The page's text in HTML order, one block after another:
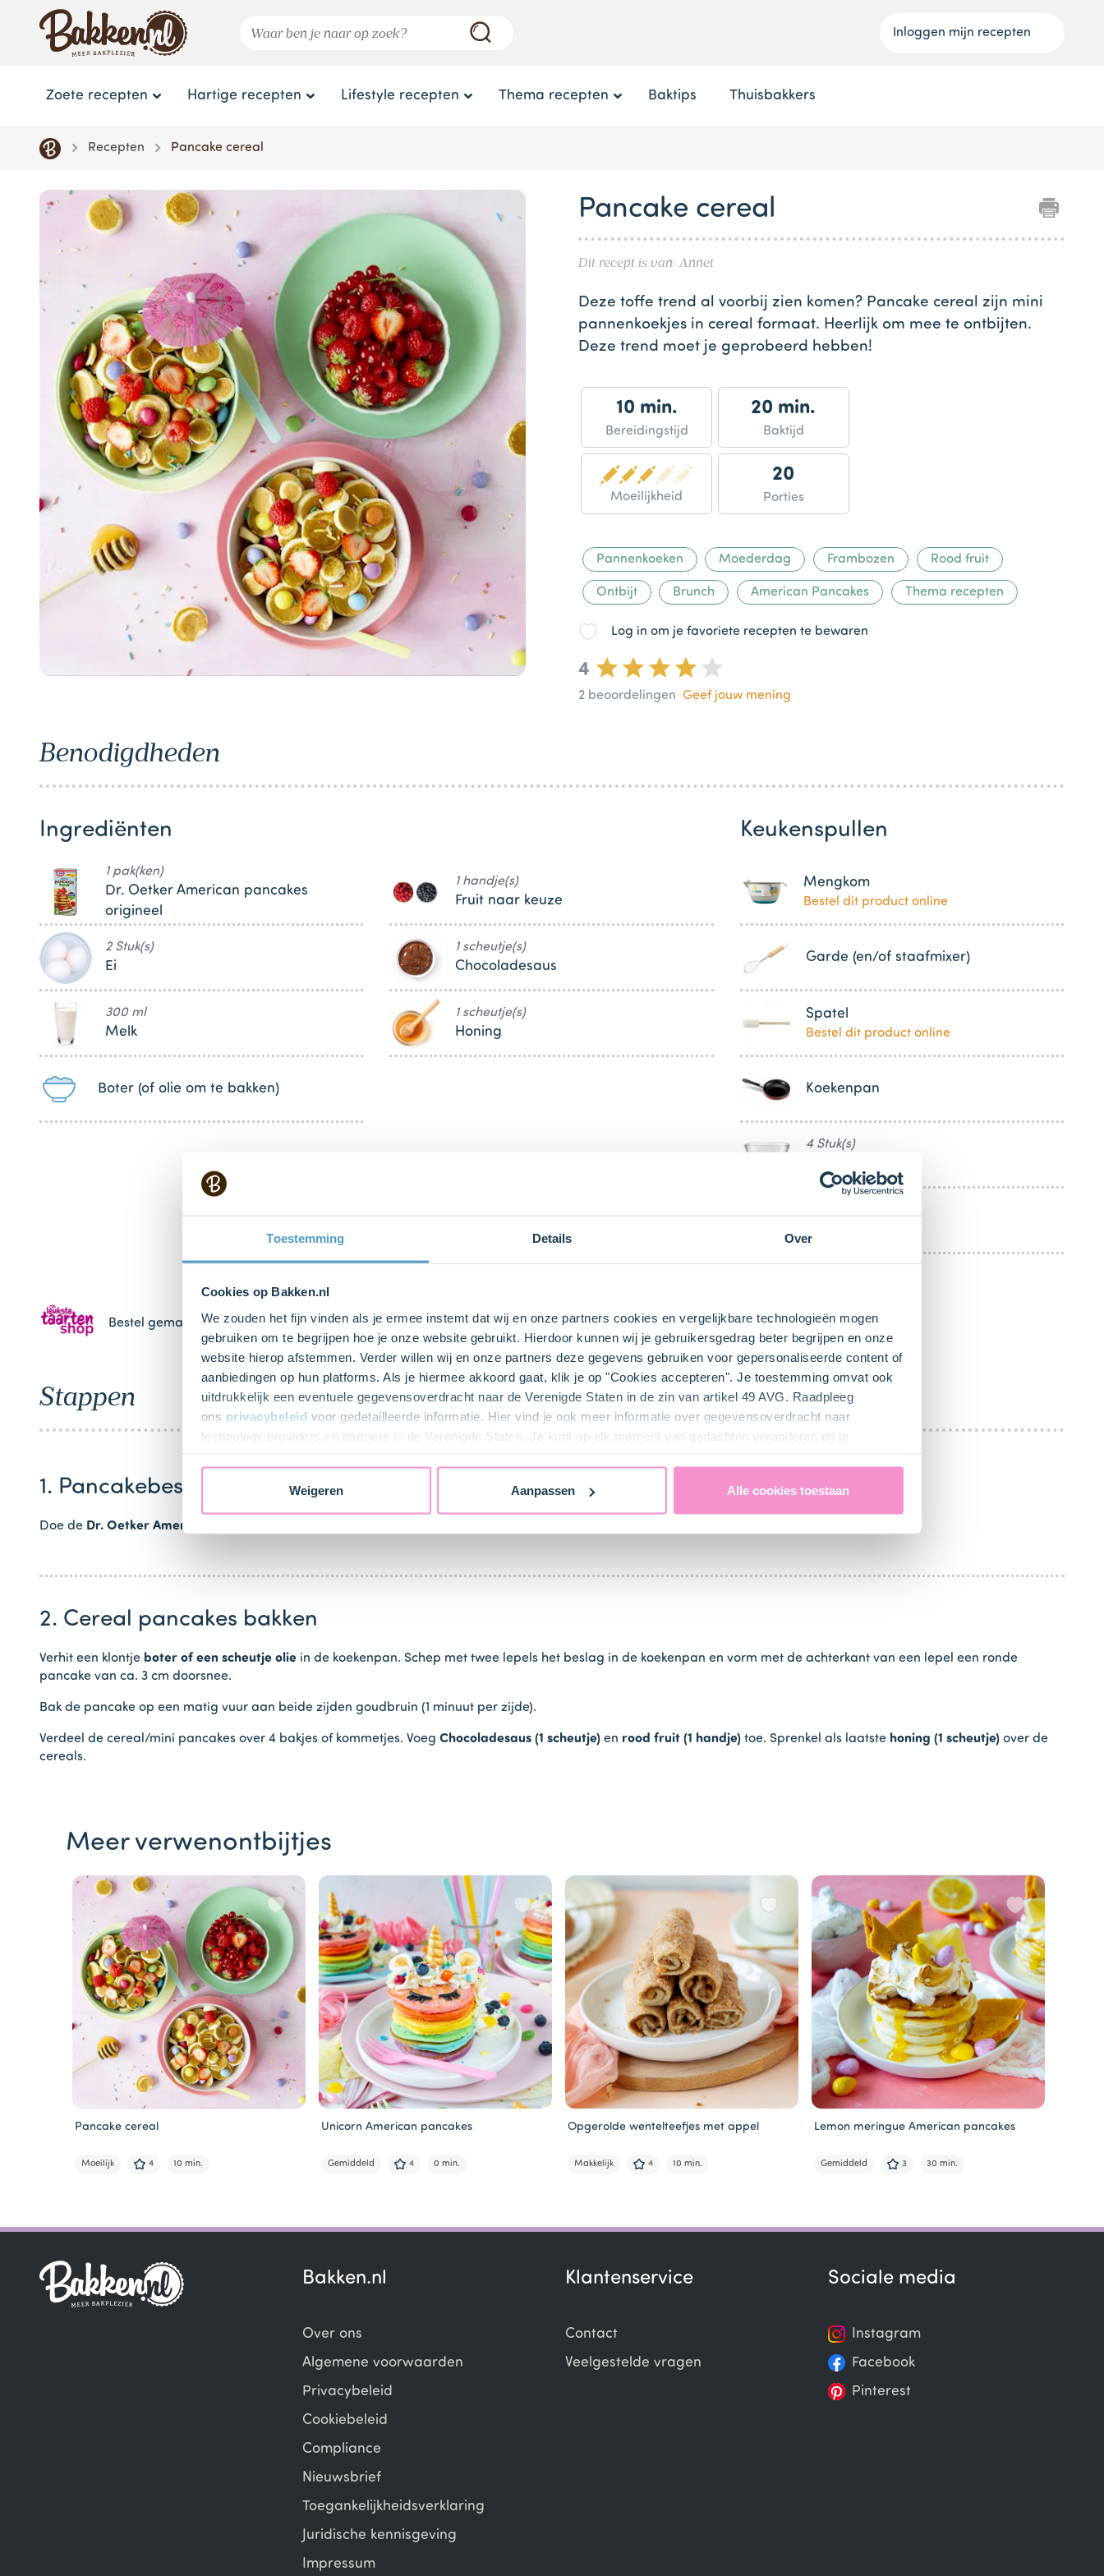
Toestemming Details Over
Cookies op Bakken.nl
We zouden het fijn vinden als je ermee instemt dat wij en onze partners cookies en vergelijkbare technologieën mogen
gebruiken om te begrijpen hoe je onze website gebruikt. Hierdoor kunnen wij je gebruikersgedrag beter begrijpen en onze
website hierop afstemmen. Verder willen wij en onze partners deze gegevens gebruiken voor gepersonaliseerde content of
aanbiedingen op hun platforms. Als je hiermee akkoord gaat, klik je op "Cookies accepteren". Je toestemming omvat ook
uitdrukkelijk een eventuele gegevensoverdracht naar de Verenigde Staten in de zin van artikel 49 AVG. Raadpleeg
ons privacybeleid voor gedetailleerde informatie. Hier vind je ook meer informatie over gegevensoverdracht naar
technology providers en partners in de Verenigde Staten. Je kunt op elk moment van gedachten veranderen en je
Weigeren Aanpassen Alle cookies toestaan
Inloggen mijn recepten
Zoete recepten Hartige recepten Lifestyle recepten Thema recepten Baktips Thuisbakkers
Recepten Pancake cereal
Pancake cereal
Dit recept is van: Annet
1
Deze toffe trend al voorbij zien komen? Pancake cereal zijn mini
pannenkoekjes in cereal formaat. Heerlijk om mee te ontbijten.
Deze trend moet je geprobeerd hebben!
10 min.
Bereidingstijd
20 min.
Baktijd
Moeilijkheid
20
Porties
Pannenkoeken Moederdag Frambozen Rood fruit
Ontbijt Brunch American Pancakes Thema recepten
Log in om je favoriete recepten te bewaren
4
2 beoordelingen Geef jouw mening
Benodigdheden
Ingrediënten
1 pak(ken)
Dr. Oetker American pancakes
origineel
2 Stuk(s)
Ei
300 ml
Melk
Boter (of olie om te bakken)
1 handje(s)
Fruit naar keuze
1 scheutje(s)
Chocoladesaus
1 scheutje(s)
Honing
Keukenspullen
Mengkom
Bestel dit product online
Garde (en/of staafmixer)
Spatel
Bestel dit product online
Koekenpan
4 Stuk(s)
Bestel gemakkelijk en snel je bakproducten bij ons zusjeDeLeuksteTaartenshop.
Stappen
1. Pancakebeslag maken
Doe de Dr. Oetker American Pancakes Origineel mix (1 pak)
2. Cereal pancakes bakken
Verhit een klontje boter of een scheutje olie in de koekenpan. Schep met twee lepels het beslag in de koekenpan en vorm met de achterkant van een lepel een ronde
pancake van ca. 3 cm doorsnee.
Bak de pancake op een matig vuur aan beide zijden goudbruin (1 minuut per zijde).
Verdeel de cereal/mini pancakes over 4 bakjes of kommetjes. Voeg Chocoladesaus (1 scheutje) en rood fruit (1 handje) toe. Sprenkel als laatste honing (1 scheutje) over de
cereals.
Meer verwenontbijtjes
Pancake cereal
Moeilijk 4 10 min.
Unicorn American pancakes
Gemiddeld 4 0 min.
Opgerolde wentelteefjes met appel
Makkelijk 4 10 min.
Lemon meringue American pancakes
Gemiddeld 3 30 min.
of
Bakken.nl
Over ons
Algemene voorwaarden
Privacybeleid
Cookiebeleid
Compliance
Nieuwsbrief
Toegankelijkheidsverklaring
Juridische kennisgeving
Impressum
Klantenservice
Contact
Veelgestelde vragen
Sociale media
Instagram
Facebook
Pinterest